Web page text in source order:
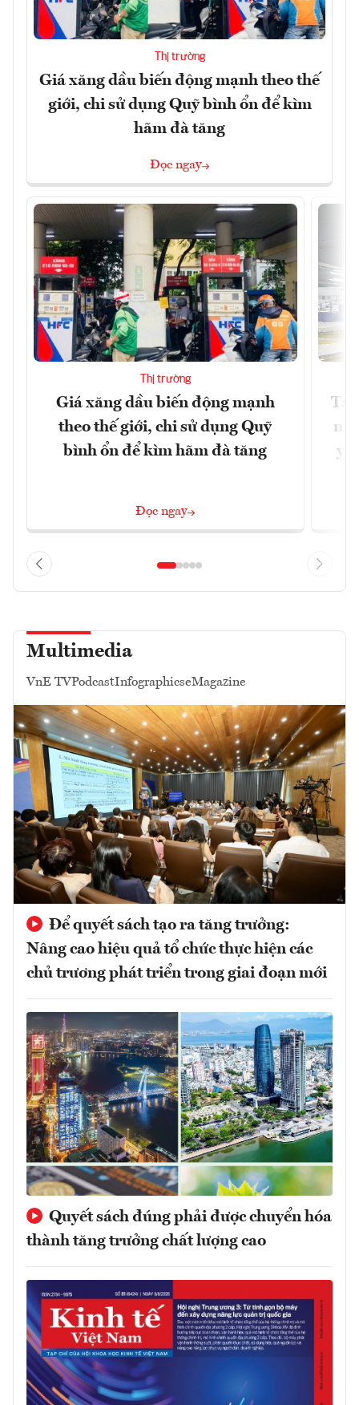
Thị trường
Giá xăng dầu biến động mạnh theo thế
giới, chi sử dụng Quỹ bình ổn để kìm
hãm đà tăng
Đọc ngay
Thị trường
Giá xăng dầu biến động mạnh
theo thế giới, chi sử dụng Quỹ
bình ổn để kìm hãm đà tăng
Đọc ngay
Multimedia
VnE TVPodcastInfographicseMagazine
Để quyết sách tạo ra tăng trưởng:
Nâng cao hiệu quả tổ chức thực hiện các
chủ trương phát triển trong giai đoạn mới
Quyết sách đúng phải được chuyển hóa
thành tăng trưởng chất lượng cao